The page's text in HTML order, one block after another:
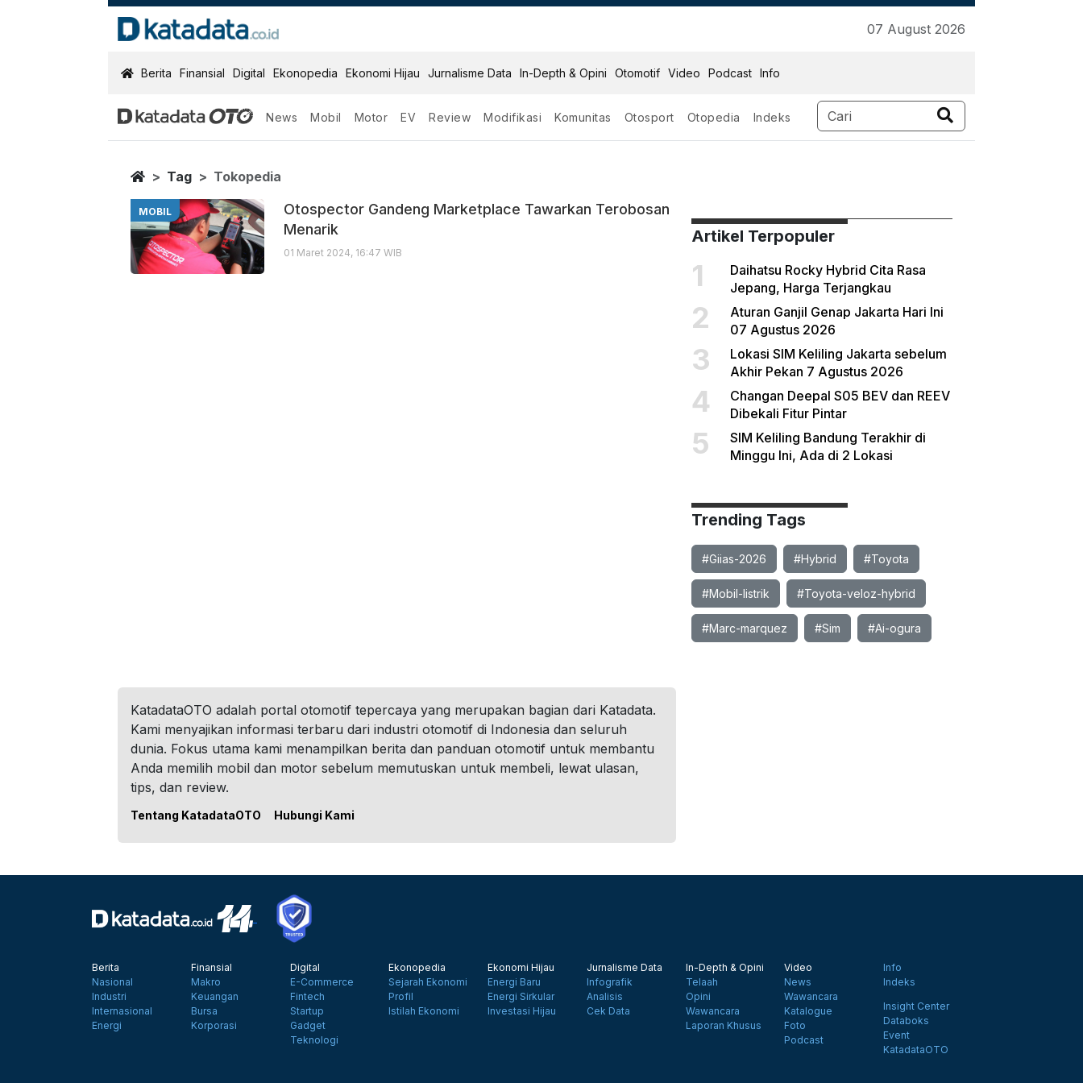
07 August 2026
KatadataOTO
Berita Finansial Digital Ekonopedia Ekonomi Hijau Jurnalisme Data In-Depth & Opini Otomotif Video Podcast Info
News Mobil Motor EV Review Modifikasi Komunitas Otosport Otopedia Indeks
Tokopedia
Berita Terbaru
Home
Tag Tokopedia
MOBIL
Otospector Gandeng Marketplace Tawarkan Terobosan
Menarik
01 Maret 2024, 16:47 WIB
Artikel Terpopuler
1
Daihatsu Rocky Hybrid Cita Rasa
Jepang, Harga Terjangkau
2
Aturan Ganjil Genap Jakarta Hari Ini
07 Agustus 2026
3
Lokasi SIM Keliling Jakarta sebelum
Akhir Pekan 7 Agustus 2026
4
Changan Deepal S05 BEV dan REEV
Dibekali Fitur Pintar
5
SIM Keliling Bandung Terakhir di
Minggu Ini, Ada di 2 Lokasi
Trending Tags
#Giias-2026 #Hybrid #Toyota
#Mobil-listrik #Toyota-veloz-hybrid
#Marc-marquez #Sim #Ai-ogura
KatadataOTO adalah portal otomotif tepercaya yang merupakan bagian dari Katadata.
Kami menyajikan informasi terbaru dari industri otomotif di Indonesia dan seluruh
dunia. Fokus utama kami menampilkan berita dan panduan otomotif untuk membantu
Anda memilih mobil dan motor sebelum memutuskan untuk membeli, lewat ulasan,
tips, dan review.
Tentang KatadataOTO Hubungi Kami
Berita
Nasional
Industri
Internasional
Energi
Finansial
Makro
Keuangan
Bursa
Korporasi
Digital
E-Commerce
Fintech
Startup
Gadget
Teknologi
Ekonopedia
Sejarah Ekonomi
Profil
Istilah Ekonomi
Ekonomi Hijau
Energi Baru
Energi Sirkular
Investasi Hijau
Jurnalisme Data
Infografik
Analisis
Cek Data
In-Depth & Opini
Telaah
Opini
Wawancara
Laporan Khusus
Video
News
Wawancara
Katalogue
Foto
Podcast
Info
Indeks
Insight Center
Databoks
Event
KatadataOTO